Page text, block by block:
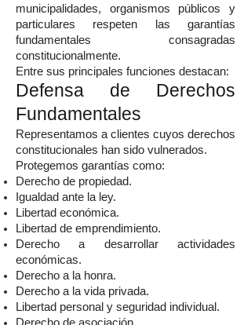
municipalidades, organismos públicos y
particulares respeten las garantías
fundamentales consagradas
constitucionalmente.
Entre sus principales funciones destacan:
Defensa de Derechos
Fundamentales
Representamos a clientes cuyos derechos
constitucionales han sido vulnerados.
Protegemos garantías como:
Derecho de propiedad.
Igualdad ante la ley.
Libertad económica.
Libertad de emprendimiento.
Derecho a desarrollar actividades
económicas.
Derecho a la honra.
Derecho a la vida privada.
Libertad personal y seguridad individual.